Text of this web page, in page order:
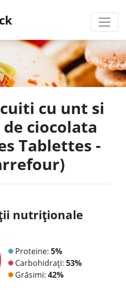
cu unt si
ciocolata
Tablettes -
nutriționale
Proteine: 5%
Carbohidrați: 53%
Grăsimi: 42%